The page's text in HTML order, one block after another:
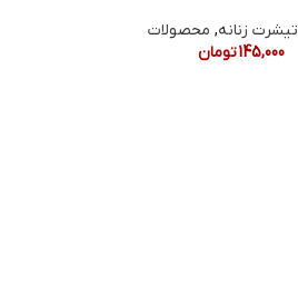
تیشرت زنانه, محصولات
145,000تومان